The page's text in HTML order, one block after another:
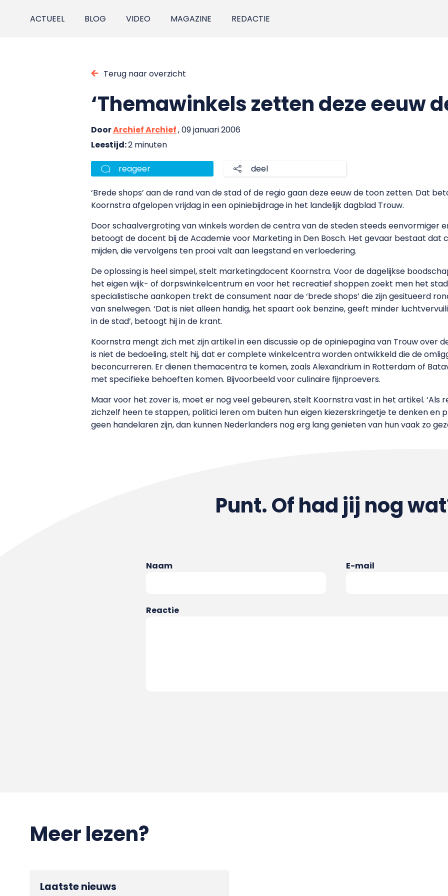
ACTUEEL BLOG VIDEO MAGAZINE REDACTIE
Terug naar overzicht
‘Themawinkels zetten deze eeuw
DoorArchief Archief, 09 januari 2006
Leestijd:2 minuten
reageer deel
‘Brede shops’ aan de rand van de stad of de regio gaan deze eeuw de toon zetten. Dat
Koornstra afgelopen vrijdag in een opiniebijdrage in het landelijk dagblad Trouw.
Door schaalvergroting van winkels worden de centra van de steden steeds eenvormiger
betoogt de docent bij de Academie voor Marketing in Den Bosch. Het gevaar bestaat dat
mijden, die vervolgens ten prooi valt aan leegstand en verloedering.
De oplossing is heel simpel, stelt marketingdocent Koornstra. Voor de dagelijkse
het eigen wijk- of dorpswinkelcentrum en voor het recreatief shoppen zoekt men het
specialistische aankopen trekt de consument naar de ‘brede shops’ die zijn gesitueerd
van snelwegen. ‘Dat is niet alleen handig, het spaart ook benzine, geeft minder
in de stad’, betoogt hij in de krant.
Koornstra mengt zich met zijn artikel in een discussie op de opiniepagina van Trouw over
is niet de bedoeling, stelt hij, dat er complete winkelcentra worden ontwikkeld die de
beconcurreren. Er dienen themacentra te komen, zoals Alexandrium in Rotterdam of
met specifieke behoeften komen. Bijvoorbeeld voor culinaire fijnproevers.
Maar voor het zover is, moet er nog veel gebeuren, stelt Koornstra vast in het artikel. ‘Als
zichzelf heen te stappen, politici leren om buiten hun eigen kiezerskringetje te denken en
geen handelaren zijn, dan kunnen Nederlanders nog erg lang genieten van hun vaak zo
Punt. Of had jij nog
Naam E-mail
Reactie
Meer lezen?
Laatste nieuws